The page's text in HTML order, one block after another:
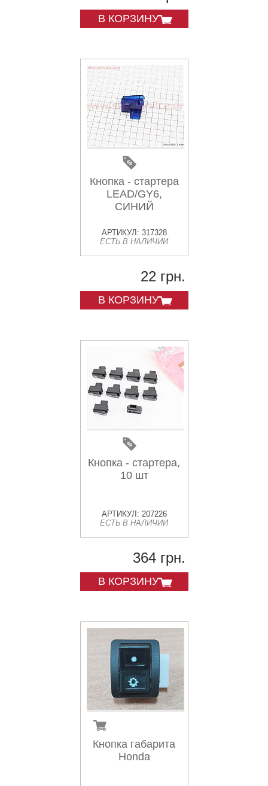
В КОРЗИНУ
Кнопка - стартера
LEAD/GY6,
СИНИЙ
АРТИКУЛ: 317328
ЕСТЬ В НАЛИЧИИ
22 грн.
В КОРЗИНУ
Кнопка - стартера,
10 шт
АРТИКУЛ: 207226
ЕСТЬ В НАЛИЧИИ
364 грн.
В КОРЗИНУ
Кнопка габарита
Honda